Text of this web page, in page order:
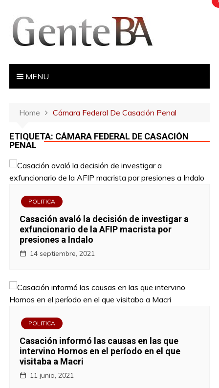
MENU
Home Cámara Federal De Casación Penal
ETIQUETA: CÁMARA FEDERAL DE CASACIÓN
PENAL
POLITICA
Casación avaló la decisión de investigar a
exfuncionario de la AFIP macrista por
presiones a Indalo
14 septiembre, 2021
POLITICA
Casación informó las causas en las que
intervino Hornos en el período en el que
visitaba a Macri
11 junio, 2021